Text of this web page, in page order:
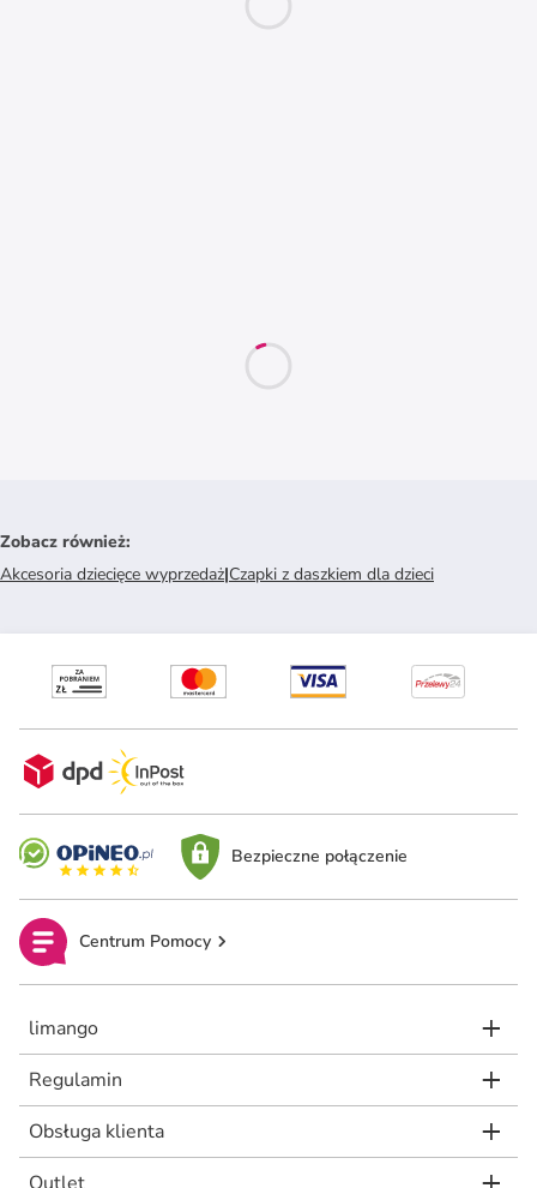
Zobacz również:
Akcesoria dziecięce wyprzedaż|Czapki z daszkiem dla dzieci
Bezpieczne połączenie
Centrum Pomocy
limango
Regulamin
Obsługa klienta